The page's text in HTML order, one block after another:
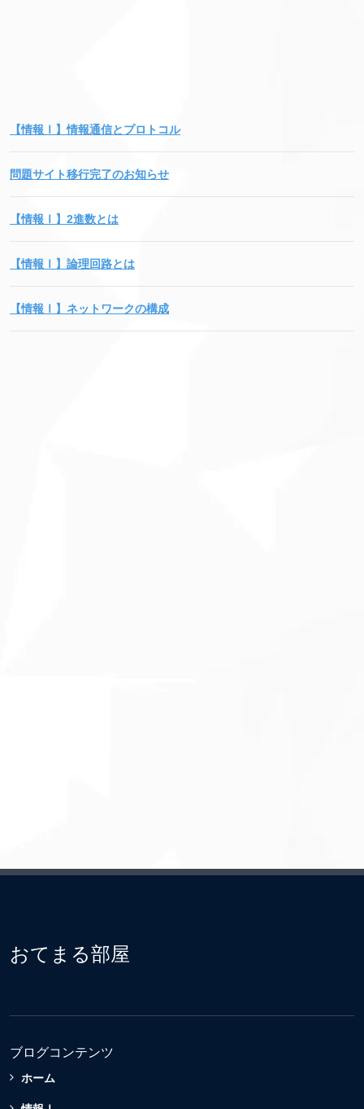
【情報Ⅰ】情報通信とプロトコル
問題サイト移行完了のお知らせ
【情報Ⅰ】2進数とは
【情報Ⅰ】論理回路とは
【情報Ⅰ】ネットワークの構成
おてまる部屋
ブログコンテンツ
ホーム